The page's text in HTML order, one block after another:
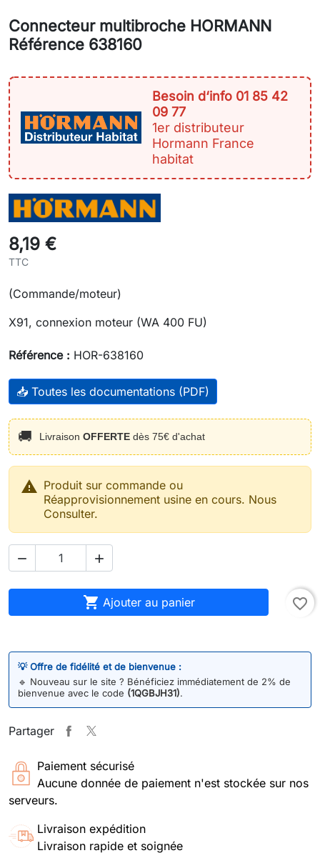
Connecteur multibroche HORMANN
Référence 638160
Besoin d‘info 01 85 42
09 77
1er distributeur
Hormann France
habitat
8,19 €
TTC
(Commande/moteur)
X91, connexion moteur (WA 400 FU)
Référence : HOR-638160
📥 Toutes les documentations (PDF)
🚚 Livraison OFFERTE dès 75€ d'achat
 Produit sur commande ou
Réapprovisionnement usine en cours. Nous
Consulter.
 
 Ajouter au panier favorite_border
💡 Offre de fidélité et de bienvenue :
🔹 Nouveau sur le site ? Bénéficiez immédiatement de 2% de
bienvenue avec le code (1QGBJH31).
Partager
Paiement sécurisé
Aucune donnée de paiement n'est stockée sur nos
serveurs.
Livraison expédition
Livraison rapide et soignée